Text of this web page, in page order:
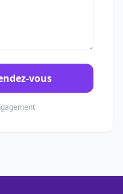
vous